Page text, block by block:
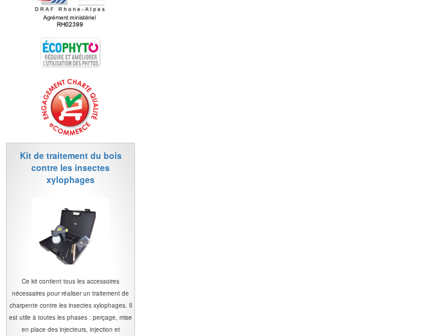
Kit de traitement du bois
contre les insectes
xylophages
Ce kit contient tous les accessoires
nécessaires pour réaliser un traitement de
charpente contre les insectes xylophages. Il
est utile à toutes les phases : perçage, mise
en place des injecteurs, injection et